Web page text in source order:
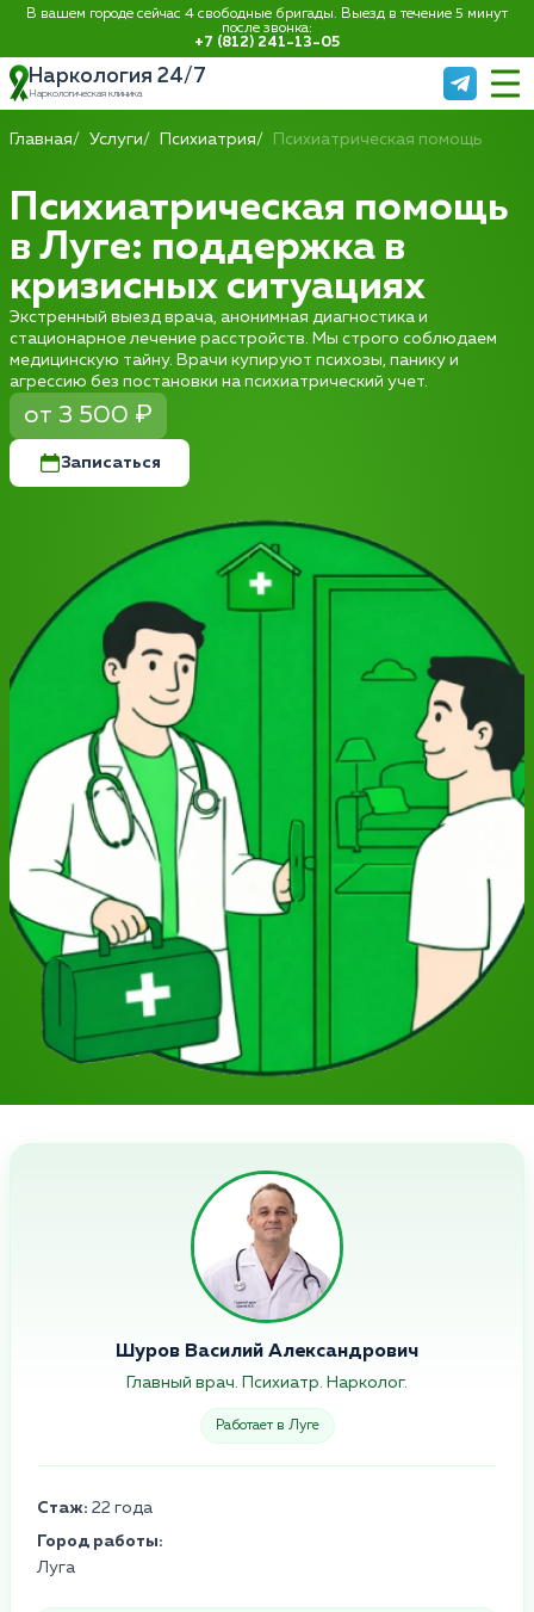
В вашем городе сейчас 4 свободные бригады. Выезд в течение 5 минут
после звонка:
+7 (812) 241-13-05
Наркология 24/7
Наркологическая клиника
Главная Услуги Психиатрия Психиатрическая помощь
Психиатрическая помощь
в Луге: поддержка в
кризисных ситуациях
Экстренный выезд врача, анонимная диагностика и
стационарное лечение расстройств. Мы строго соблюдаем
медицинскую тайну. Врачи купируют психозы, панику и
агрессию без постановки на психиатрический учет.
от 3 500 ₽
Записаться
Шуров Василий Александрович
Главный врач. Психиатр. Нарколог.
Работает в Луге
Стаж: 22 года
Город работы:
Луга